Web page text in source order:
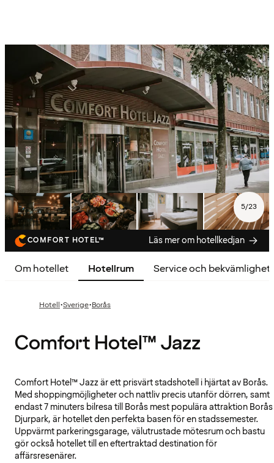
5/23
COMFORT HOTEL™ Läs mer om hotellkedjan
Om hotellet Hotellrum Service och
Hotell·Sverige·Borås
Comfort Hotel™ Jazz
Comfort Hotel™ Jazz är ett prisvärt stadshotell i hjärtat av Borås.
Med shoppingmöjligheter och nattliv precis utanför dörren, samt
endast 7 minuters bilresa till Borås mest populära attraktion Borås
Djurpark, är hotellet den perfekta basen för en stadssemester.
Uppvärmt parkeringsgarage, välutrustade mötesrum och bastu
gör också hotellet till en eftertraktad destination för
affärsresenärer.